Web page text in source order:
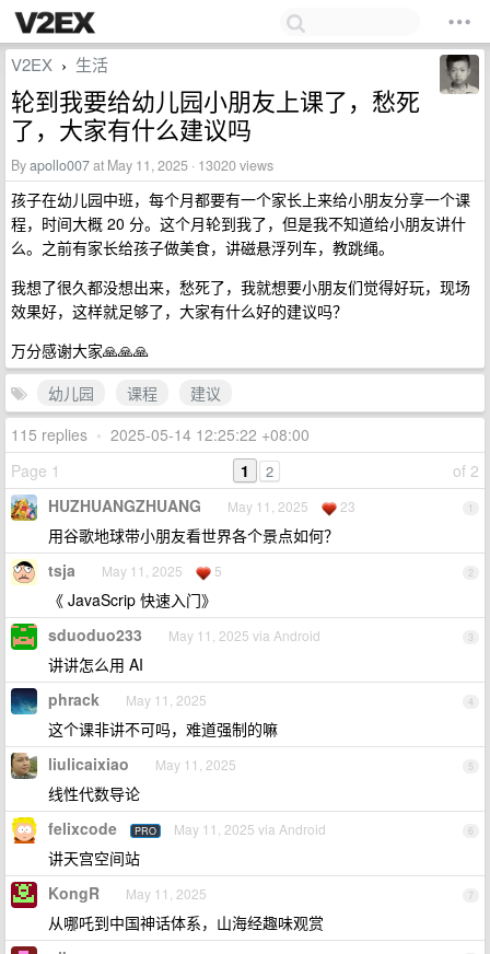
V2EX › 生活
轮到我要给幼儿园小朋友上课了，愁死
了，大家有什么建议吗
Byapollo007at May 11, 2025 · 13020 views
孩子在幼儿园中班，每个月都要有一个家长上来给小朋友分享一个课
程，时间大概 20 分。这个月轮到我了，但是我不知道给小朋友讲什
么。之前有家长给孩子做美食，讲磁悬浮列车，教跳绳。
我想了很久都没想出来，愁死了，我就想要小朋友们觉得好玩，现场
效果好，这样就足够了，大家有什么好的建议吗？
万分感谢大家🙏🙏🙏
幼儿园
课程
建议
115 replies • 2025-05-14 12:25:22 +08:00
Page 1
of 2
1 2
1
HUZHUANGZHUANG May 11, 2025 23
用谷歌地球带小朋友看世界各个景点如何？
2
tsja May 11, 2025 5
《 JavaScrip 快速入门》
3
sduoduo233 May 11, 2025 via Android
讲讲怎么用 AI
4
phrack May 11, 2025
这个课非讲不可吗，难道强制的嘛
5
liulicaixiao May 11, 2025
线性代数导论
6
felixcode PRO May 11, 2025 via Android
讲天宫空间站
7
KongR May 11, 2025
从哪吒到中国神话体系，山海经趣味观赏